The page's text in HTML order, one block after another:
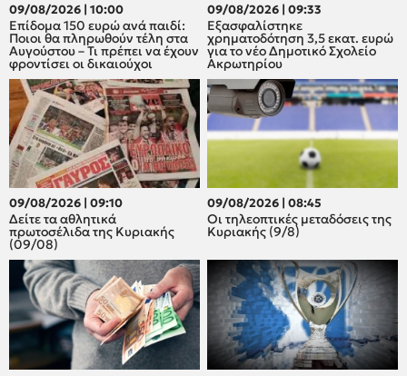
09/08/2026 | 10:00
Επίδομα 150 ευρώ ανά παιδί:
Ποιοι θα πληρωθούν τέλη στα
Αυγούστου – Τι πρέπει να έχουν
φροντίσει οι δικαιούχοι
09/08/2026 | 09:33
Εξασφαλίστηκε
χρηματοδότηση 3,5 εκατ. ευρώ
για το νέο Δημοτικό Σχολείο
Ακρωτηρίου
09/08/2026 | 09:10
Δείτε τα αθλητικά
πρωτοσέλιδα της Κυριακής
(09/08)
09/08/2026 | 08:45
Οι τηλεοπτικές μεταδόσεις της
Κυριακής (9/8)